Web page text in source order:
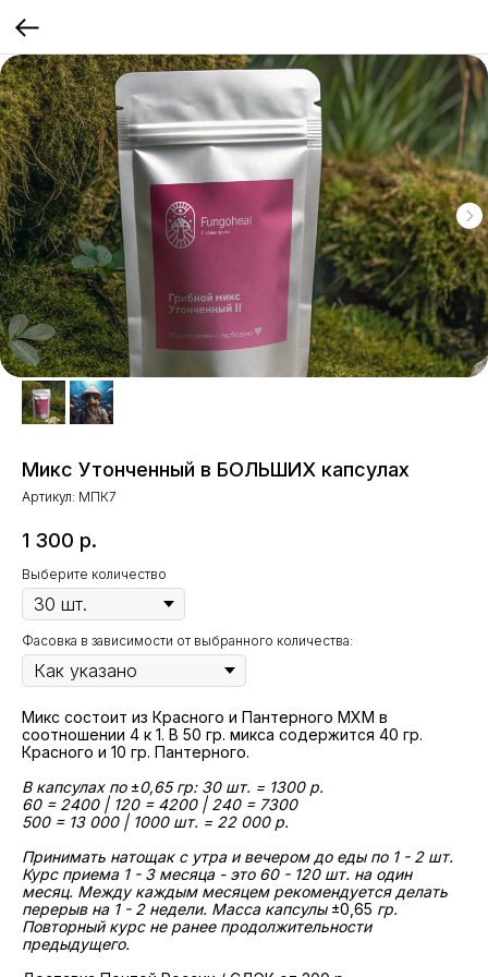
Микс Утонченный в БОЛЬШИХ капсулах
Артикул: МПК7
1 300 р.
Выберите количество
Фасовка в зависимости от выбранного количества:
Микс состоит из Красного и Пантерного МХМ в
соотношении 4 к 1. В 50 гр. микса содержится 40 гр.
Красного и 10 гр. Пантерного.
В капсулах по ±0,65 гр: 30 шт. = 1300 р.
60 = 2400 | 120 = 4200 | 240 = 7300
500 = 13 000 | 1000 шт. = 22 000 р.
Принимать натощак с утра и вечером до еды по 1 - 2 шт.
Курс приема 1 - 3 месяца - это 60 - 120 шт. на один
месяц. Между каждым месяцем рекомендуется делать
перерыв на 1 - 2 недели. Масса капсулы ±0,65 гр.
Повторный курс не ранее продолжительности
предыдущего.